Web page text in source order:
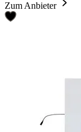
Zum Anbieter